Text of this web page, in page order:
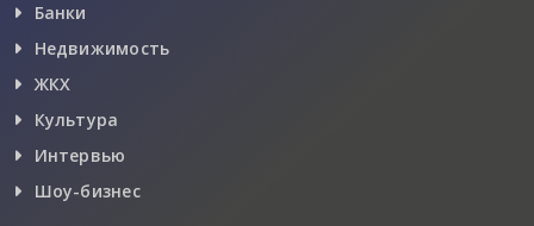
Банки
Недвижимость
ЖКХ
Культура
Интервью
Шоу-бизнес